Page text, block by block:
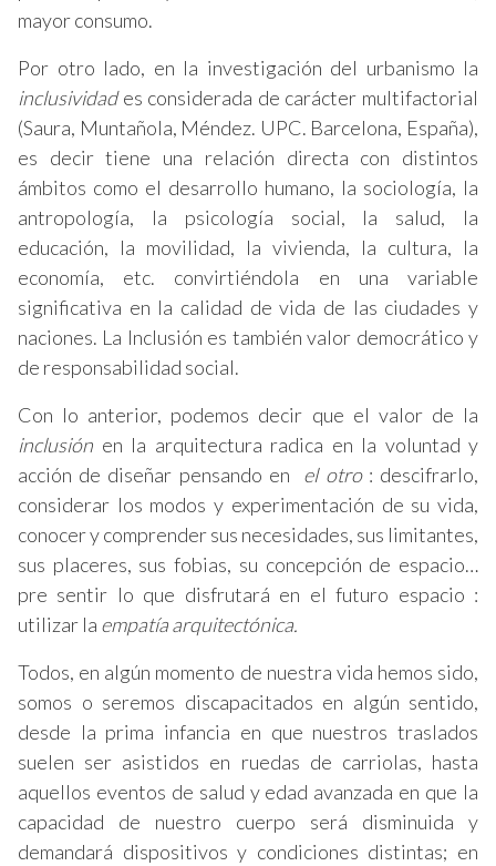
mayor consumo.
Por otro lado, en la investigación del urbanismo la
inclusividades considerada de carácter multifactorial
(Saura, Muntañola, Méndez. UPC. Barcelona, España),
es decir tiene una relación directa con distintos
ámbitos como el desarrollo humano, la sociología, la
antropología, la psicología social, la salud, la
educación, la movilidad, la vivienda, la cultura, la
economía, etc. convirtiéndola en una variable
significativa en la calidad de vida de las ciudades y
naciones. La Inclusión es también valor democrático y
de responsabilidad social.
Con lo anterior, podemos decir que el valor de la
inclusión en la arquitectura radica en la voluntad y
acción de diseñar pensando en el otro : descifrarlo,
considerar los modos y experimentación de su vida,
conocer y comprender sus necesidades, sus limitantes,
sus placeres, sus fobias, su concepción de espacio…
pre sentir lo que disfrutará en el futuro espacio :
utilizar la empatía arquitectónica.
Todos, en algún momento de nuestra vida hemos sido,
somos o seremos discapacitados en algún sentido,
desde la prima infancia en que nuestros traslados
suelen ser asistidos en ruedas de carriolas, hasta
aquellos eventos de salud y edad avanzada en que la
capacidad de nuestro cuerpo será disminuida y
demandará dispositivos y condiciones distintas; en